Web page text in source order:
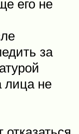
его не
за
лица не